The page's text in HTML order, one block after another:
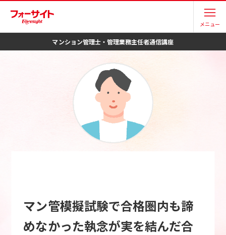
メニュー
マンション管理士・管理業務主任者通信講座
マン管模擬試験で合格圏内も諦
めなかった執念が実を結んだ合